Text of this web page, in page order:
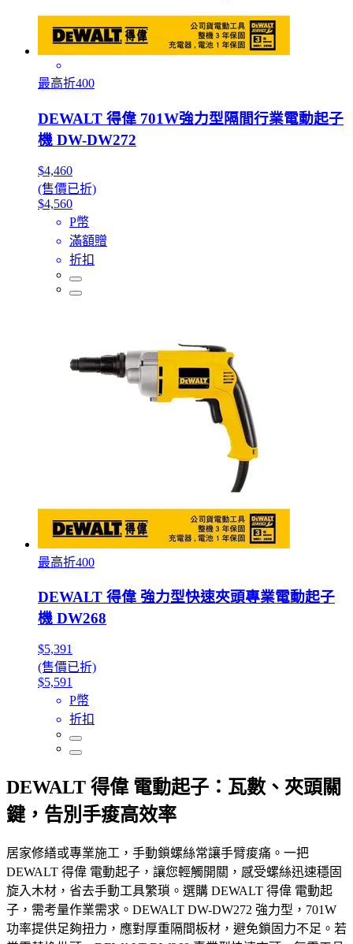
最高折400
DEWALT 得偉 701W強力型隔間行業電動起子
機 DW-DW272
$4,460
(售價已折)
$4,560
P幣
滿額贈
折扣
最高折400
DEWALT 得偉 強力型快速夾頭專業電動起子
機 DW268
$5,391
(售價已折)
$5,591
P幣
折扣
DEWALT 得偉 電動起子：瓦數、夾頭關
鍵，告別手痠高效率
居家修繕或專業施工，手動鎖螺絲常讓手臂痠痛。一把
DEWALT 得偉 電動起子，讓您輕觸開關，感受螺絲迅速穩固
旋入木材，省去手動工具繁瑣。選購 DEWALT 得偉 電動起
子，需考量作業需求。DEWALT DW-DW272 強力型，701W
功率提供足夠扭力，應對厚重隔間板材，避免鎖固力不足。若